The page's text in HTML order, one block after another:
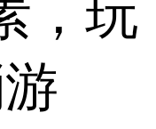
，玩